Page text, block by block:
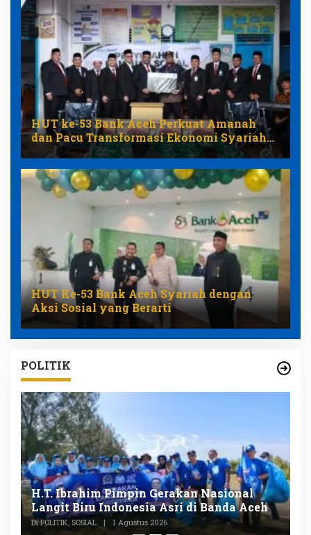
HUT ke-53 Bank Aceh Perkuat Amanah
dan Pacu Transformasi Ekonomi Syariah
Aceh
HUT Ke-53 Bank Aceh Syariah dengan
Aksi Sosial yang Berarti
POLITIK
H.T. Ibrahim Pimpin Gerakan Nasional
Langit Biru Indonesia Asri di Banda Aceh
Di POLITIK, SOSIAL | 1 Agustus 2026